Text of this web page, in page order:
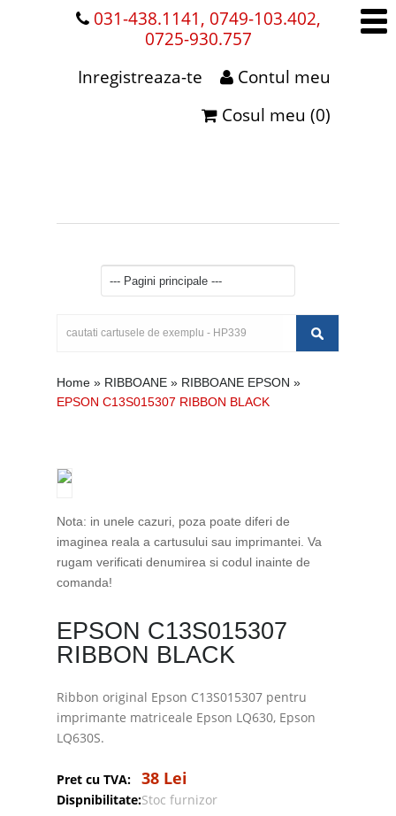
031-438.1141, 0749-103.402,
0725-930.757
Contul meu
Inregistreaza-te
Cosul meu (0)
Home » RIBBOANE » RIBBOANE EPSON »
EPSON C13S015307 RIBBON BLACK
Nota: in unele cazuri, poza poate diferi de
imaginea reala a cartusului sau imprimantei. Va
rugam verificati denumirea si codul inainte de
comanda!
EPSON C13S015307
RIBBON BLACK
Ribbon original Epson C13S015307 pentru
imprimante matriceale Epson LQ630, Epson
LQ630S.
Pret cu TVA: 38 Lei
Dispnibilitate:Stoc furnizor